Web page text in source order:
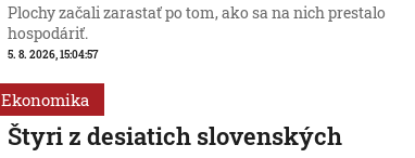
Plochy začali zarastať po tom, ako sa na nich prestalo
hospodáriť.
5. 8. 2026, 15:04:57
Ekonomika
Štyri z desiatich slovenských